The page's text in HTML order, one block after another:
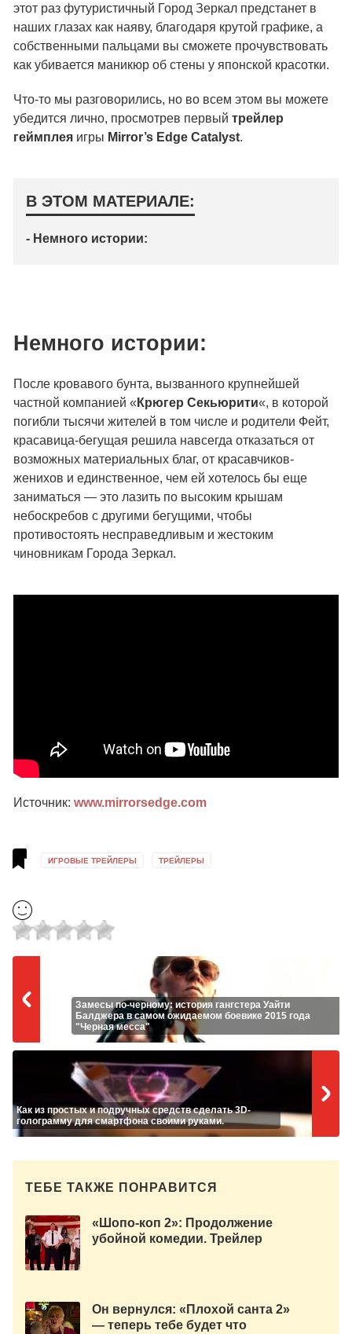
этот раз футуристичный Город Зеркал предстанет в
наших глазах как наяву, благодаря крутой графике, а
собственными пальцами вы сможете прочувствовать
как убивается маникюр об стены у японской красотки.
Что-то мы разговорились, но во всем этом вы можете
убедится лично, просмотрев первый трейлер
геймплея игры Mirror’s Edge Catalyst.
В ЭТОМ МАТЕРИАЛЕ:
- Немного истории:
Немного истории:
После кровавого бунта, вызванного крупнейшей
частной компанией « Крюгер Секьюрити«, в которой
погибли тысячи жителей в том числе и родители Фейт,
красавица-бегущая решила навсегда отказаться от
возможных материальных благ, от красавчиков-
женихов и единственное, чем ей хотелось бы еще
заниматься — это лазить по высоким крышам
небоскребов с другими бегущими, чтобы
противостоять несправедливым и жестоким
чиновникам Города Зеркал.
Источник: www.mirrorsedge.com
ИГРОВЫЕ ТРЕЙЛЕРЫ ТРЕЙЛЕРЫ
Замесы по-черному: история гангстера Уайти
Балджера в самом ожидаемом боевике 2015 года
"Черная месса"
Как из простых и подручных средств сделать 3D-
голограмму для смартфона своими руками.
ТЕБЕ ТАКЖЕ ПОНРАВИТСЯ
«Шопо-коп 2»: Продолжение
убойной комедии. Трейлер
Он вернулся: «Плохой санта 2»
— теперь тебе будет что